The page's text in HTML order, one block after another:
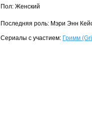
Пол: Женский
Последняя роль: Мэри Энн
Сериалы с участием: Гримм